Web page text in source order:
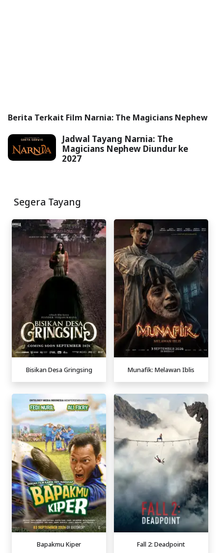
Berita Terkait Film Narnia: The Magicians Nephew
Jadwal Tayang Narnia: The
Magicians Nephew Diundur ke
2027
Segera Tayang
Bisikan Desa Gringsing Munafik: Melawan Iblis
Bapakmu Kiper Fall 2: Deadpoint